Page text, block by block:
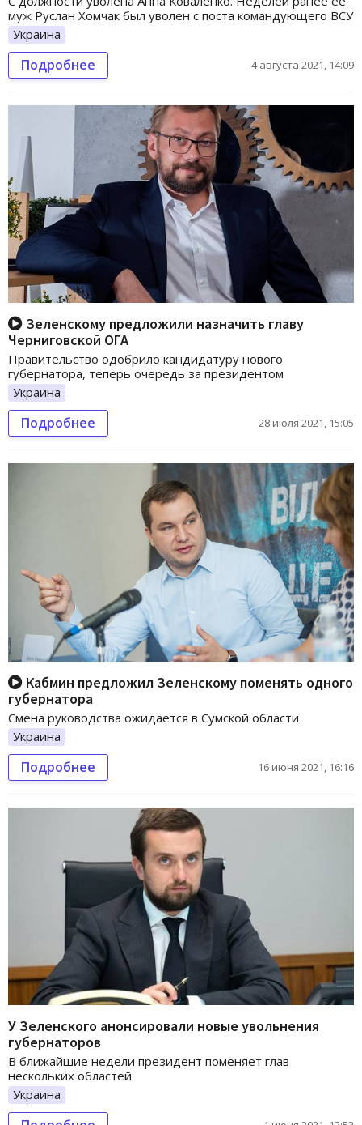
муж Руслан Хомчак был уволен с поста командующего ВСУ
Украина
Подробнее 4 августа 2021, 14:09
Зеленскому предложили назначить главу
Черниговской ОГА
Правительство одобрило кандидатуру нового
губернатора, теперь очередь за президентом
Украина
Подробнее 28 июля 2021, 15:05
Кабмин предложил Зеленскому поменять одного
губернатора
Смена руководства ожидается в Сумской области
Украина
Подробнее 16 июня 2021, 16:16
У Зеленского анонсировали новые увольнения
губернаторов
В ближайшие недели президент поменяет глав
нескольких областей
Украина